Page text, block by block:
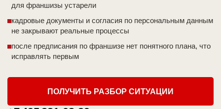
для франшизы устарели
кадровые документы и согласия по персональным данным
не закрывают реальные процессы
после предписания по франшизе нет понятного плана, что
исправлять первым
ПОЛУЧИТЬ РАЗБОР СИТУАЦИИ